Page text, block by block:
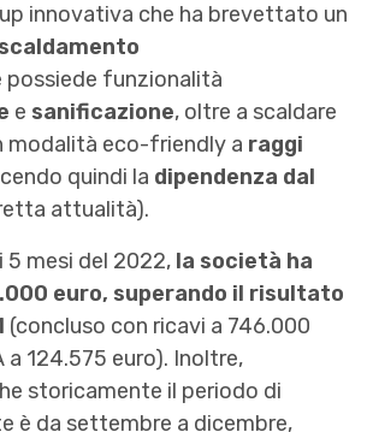
innovativa che ha brevettato un
possiede funzionalità
e sanificazione, oltre a scaldare
modalità eco-friendly a raggi
quindi la dipendenza dal
attualità).
mesi del 2022, la società ha
euro, superando il risultato
(concluso con ricavi a 746.000
a 124.575 euro). Inoltre,
storicamente il periodo di
è da settembre a dicembre,